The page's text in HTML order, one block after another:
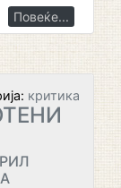
Повеќе...
критика